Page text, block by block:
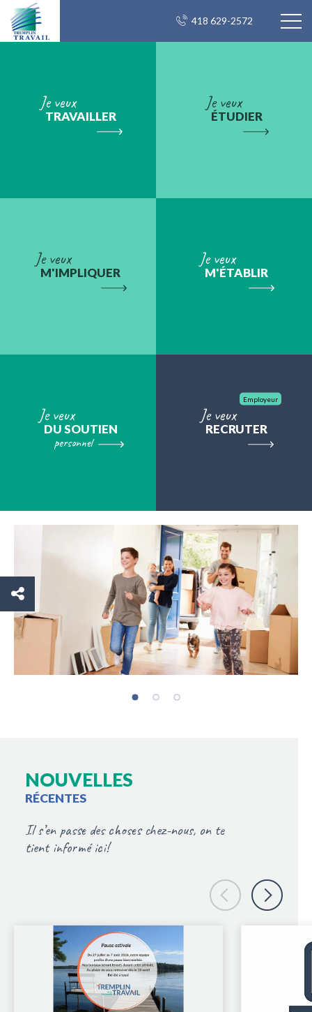
418 629-2572
Je veux
TRAVAILLER
Je veux
ÉTUDIER
Je veux
M'IMPLIQUER
Je veux
M'ÉTABLIR
Je veux
DU SOUTIEN
personnel
Employeur
Je veux
RECRUTER
NOUVELLES
RÉCENTES
Il s’en passe des choses chez-nous, on te
tient informé ici!